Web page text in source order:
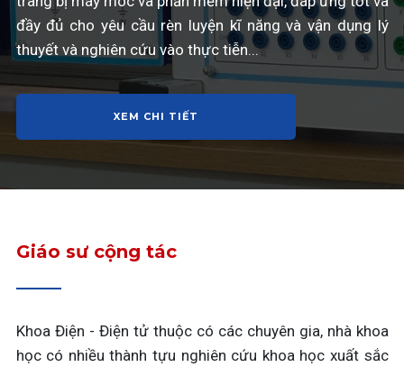
đầy đủ cho yêu cầu rèn luyện kĩ năng và vận dụng lý
thuyết và nghiên cứu vào thực tiễn...
XEM CHI TIẾT
Giáo sư cộng tác
Khoa Điện - Điện tử thuộc có các chuyên gia, nhà khoa
học có nhiều thành tựu nghiên cứu khoa học xuất sắc